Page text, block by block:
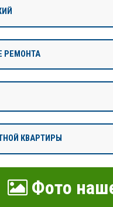
РЕМОНТА
КВАРТИРЫ
Фото